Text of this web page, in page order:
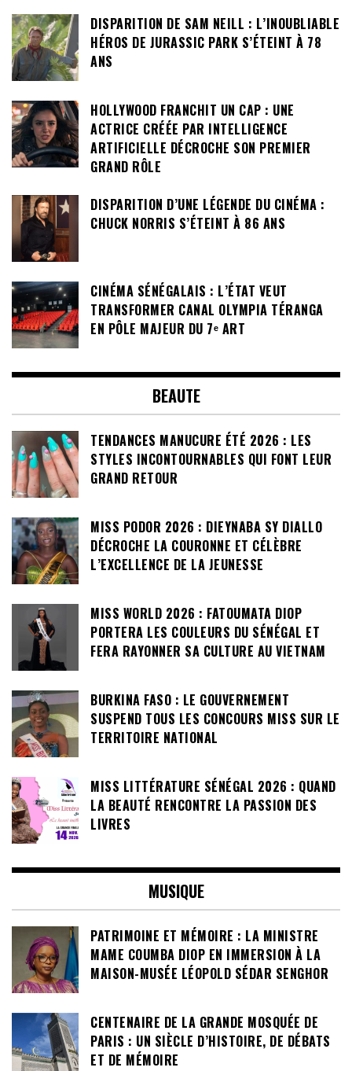
DISPARITION DE SAM NEILL : L’INOUBLIABLE
HÉROS DE JURASSIC PARK S’ÉTEINT À 78
ANS
HOLLYWOOD FRANCHIT UN CAP : UNE
ACTRICE CRÉÉE PAR INTELLIGENCE
ARTIFICIELLE DÉCROCHE SON PREMIER
GRAND RÔLE
DISPARITION D’UNE LÉGENDE DU CINÉMA :
CHUCK NORRIS S’ÉTEINT À 86 ANS
CINÉMA SÉNÉGALAIS : L’ÉTAT VEUT
TRANSFORMER CANAL OLYMPIA TÉRANGA
EN PÔLE MAJEUR DU 7ᵉ ART
BEAUTE
TENDANCES MANUCURE ÉTÉ 2026 : LES
STYLES INCONTOURNABLES QUI FONT LEUR
GRAND RETOUR
MISS PODOR 2026 : DIEYNABA SY DIALLO
DÉCROCHE LA COURONNE ET CÉLÈBRE
L’EXCELLENCE DE LA JEUNESSE
MISS WORLD 2026 : FATOUMATA DIOP
PORTERA LES COULEURS DU SÉNÉGAL ET
FERA RAYONNER SA CULTURE AU VIETNAM
BURKINA FASO : LE GOUVERNEMENT
SUSPEND TOUS LES CONCOURS MISS SUR LE
TERRITOIRE NATIONAL
MISS LITTÉRATURE SÉNÉGAL 2026 : QUAND
LA BEAUTÉ RENCONTRE LA PASSION DES
LIVRES
MUSIQUE
PATRIMOINE ET MÉMOIRE : LA MINISTRE
MAME COUMBA DIOP EN IMMERSION À LA
MAISON-MUSÉE LÉOPOLD SÉDAR SENGHOR
CENTENAIRE DE LA GRANDE MOSQUÉE DE
PARIS : UN SIÈCLE D’HISTOIRE, DE DÉBATS
ET DE MÉMOIRE